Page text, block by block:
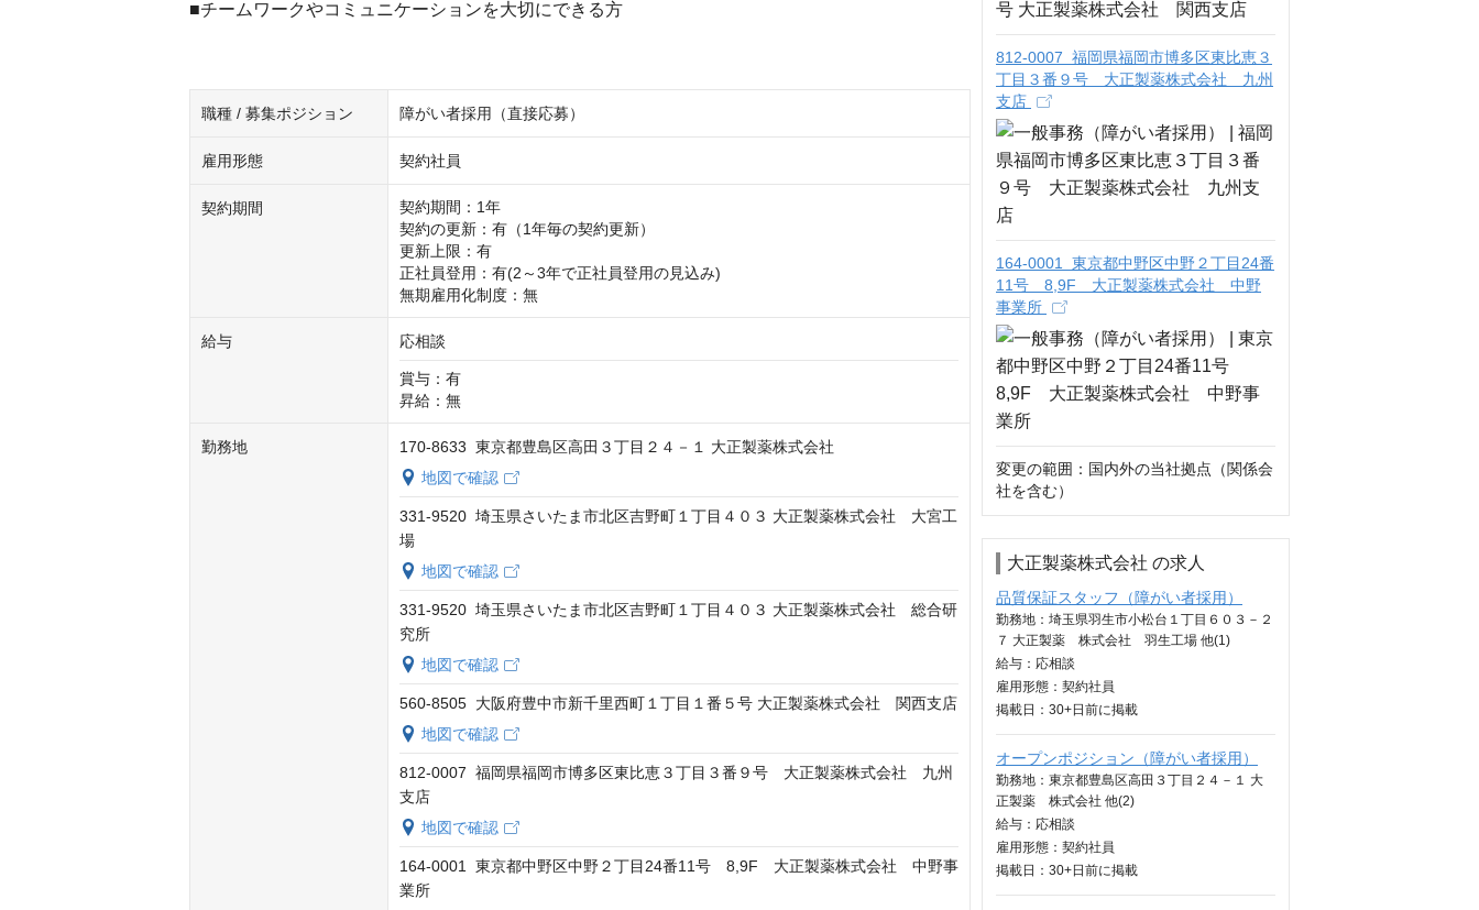
■チームワークやコミュニケーションを大切にできる方
職種 / 募集ポジション 障がい者採用（直接応募）
雇用形態 契約社員
契約期間
契約期間：1年
契約の更新：有（1年毎の契約更新）
更新上限：有
正社員登用：有(2～3年で正社員登用の見込み)
無期雇用化制度：無
給与 応相談
賞与：有
昇給：無
勤務地
170-8633 東京都豊島区高田３丁目２４－１ 大正製薬株式会社
地図で確認
331-9520 埼玉県さいたま市北区吉野町１丁目４０３ 大正製薬株式会社 大宮工
場
地図で確認
331-9520 埼玉県さいたま市北区吉野町１丁目４０３ 大正製薬株式会社 総合研
究所
地図で確認
560-8505 大阪府豊中市新千里西町１丁目１番５号 大正製薬株式会社 関西支店
地図で確認
812-0007 福岡県福岡市博多区東比恵３丁目３番９号 大正製薬株式会社 九州
支店
地図で確認
164-0001 東京都中野区中野２丁目24番11号 8,9F 大正製薬株式会社 中野事
業所
812-0007 福岡県福岡市博多区東比恵３
丁目３番９号 大正製薬株式会社 九州
支店
164-0001 東京都中野区中野２丁目24番
11号 8,9F 大正製薬株式会社 中野
事業所
変更の範囲：国内外の当社拠点（関係会
社を含む）
大正製薬株式会社 の求人
品質保証スタッフ（障がい者採用）
勤務地：埼玉県羽生市小松台１丁目６０３－２
７ 大正製薬 株式会社 羽生工場 他(1)
給与： 応相談
雇用形態：契約社員
掲載日： 30+日 前に掲載
オープンポジション（障がい者採用）
勤務地：東京都豊島区高田３丁目２４－１ 大
正製薬 株式会社 他(2)
給与： 応相談
雇用形態：契約社員
掲載日： 30+日 前に掲載